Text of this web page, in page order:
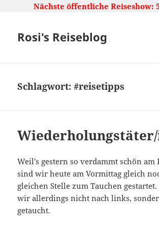
öffentliche Reiseshow: 5.10.2026,
Rosi's Reiseblog
Schlagwort:#reisetipps
Weil’s gestern so verdammt schön
sind wir heute am Vormittag gleich
gleichen Stelle zum Tauchen
wir allerdings nicht nach links,
getaucht.